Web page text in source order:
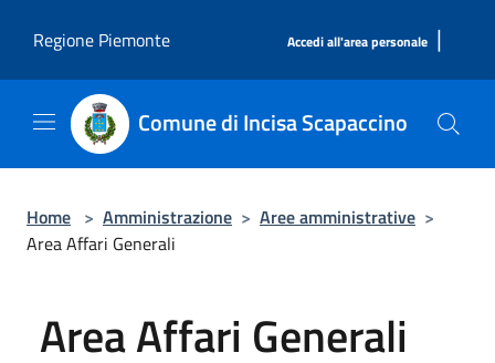
Regione Piemonte
Accedi all'area personale |
Comune di Incisa Scapaccino
Home > Amministrazione > Aree amministrative >
Area Affari Generali
Area Affari Generali